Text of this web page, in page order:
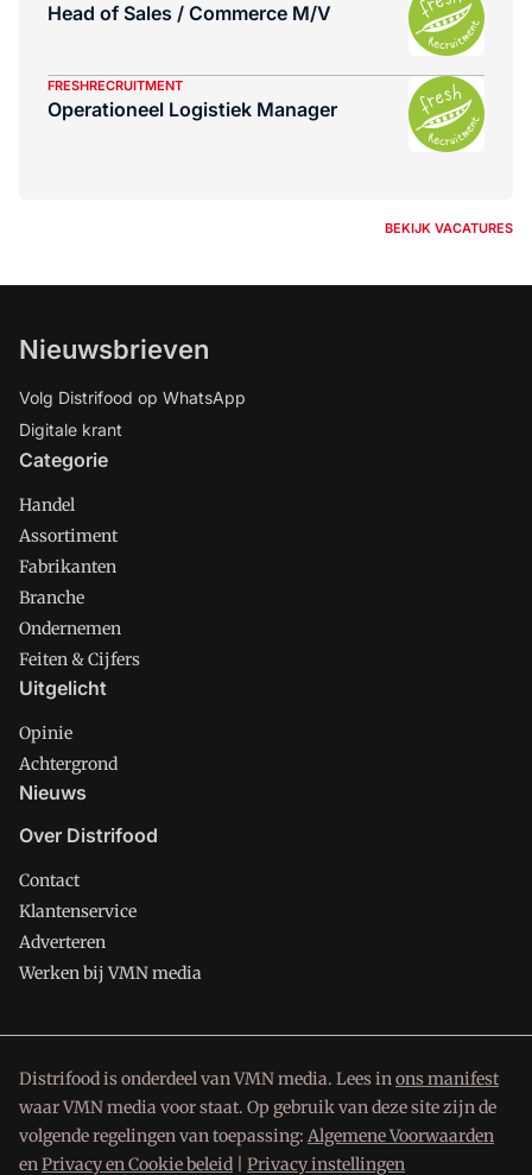
Head of Sales / Commerce M/V
FRESHRECRUITMENT
Operationeel Logistiek Manager
BEKIJK VACATURES
Nieuwsbrieven
Volg Distrifood op WhatsApp
Digitale krant
Categorie
Handel
Assortiment
Fabrikanten
Branche
Ondernemen
Feiten & Cijfers
Uitgelicht
Opinie
Achtergrond
Nieuws
Over Distrifood
Contact
Klantenservice
Adverteren
Werken bij VMN media
Distrifood is onderdeel van VMN media. Lees inons manifest
waar VMN media voor staat. Op gebruik van deze site zijn de
volgende regelingen van toepassing: Algemene Voorwaarden
enPrivacy en Cookie beleid Privacy instellingen